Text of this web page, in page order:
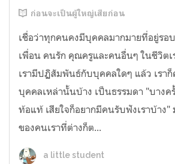
ก่อนจะเป็นผู้ใหญ่เสียก่อน
เชื่อว่าทุกคนคงมีบุคคลมากมายที่อยู่รอ
เพื่อน คนรัก คุณครูและคนอื่นๆ ในชีวิตเ
เรามีปฏิสัมพันธ์กับบุคคลใดๆ แล้ว เรา
บุคคลเหล่านั้นบ้าง เป็นธรรมดา "บางค
ท้อแท้ เสียใจก็อยากมีคนรับฟังเราบ้าง"
ของคนเราที่ต่างก็ต...
a little student